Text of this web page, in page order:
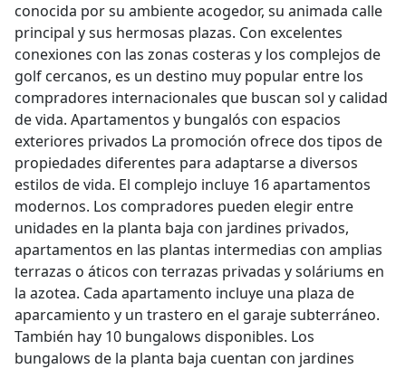
conocida por su ambiente acogedor, su animada calle
principal y sus hermosas plazas. Con excelentes
conexiones con las zonas costeras y los complejos de
golf cercanos, es un destino muy popular entre los
compradores internacionales que buscan sol y calidad
de vida. Apartamentos y bungalós con espacios
exteriores privados La promoción ofrece dos tipos de
propiedades diferentes para adaptarse a diversos
estilos de vida. El complejo incluye 16 apartamentos
modernos. Los compradores pueden elegir entre
unidades en la planta baja con jardines privados,
apartamentos en las plantas intermedias con amplias
terrazas o áticos con terrazas privadas y soláriums en
la azotea. Cada apartamento incluye una plaza de
aparcamiento y un trastero en el garaje subterráneo.
También hay 10 bungalows disponibles. Los
bungalows de la planta baja cuentan con jardines